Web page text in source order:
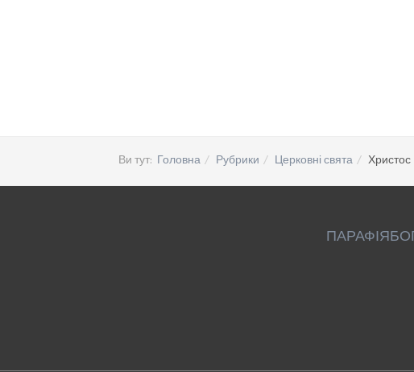
Ви тут: Головна Рубрики Церковні свята Христос
ПАРАФІЯ